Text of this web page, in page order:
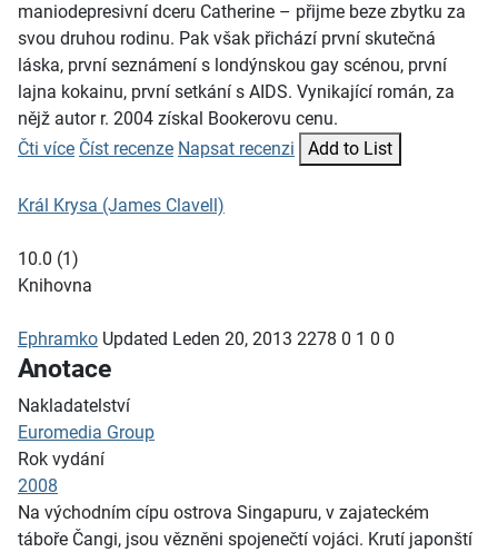
maniodepresivní dceru Catherine – přijme beze zbytku za
svou druhou rodinu. Pak však přichází první skutečná
láska, první seznámení s londýnskou gay scénou, první
lajna kokainu, první setkání s AIDS. Vynikající román, za
nějž autor r. 2004 získal Bookerovu cenu.
Čti více Číst recenze Napsat recenzi Add to List
Král Krysa (James Clavell)
10.0 (1)
Knihovna
Ephramko Updated Leden 20, 2013 2278 0 1 0 0
Anotace
Nakladatelství
Euromedia Group
Rok vydání
2008
Na východním cípu ostrova Singapuru, v zajateckém
táboře Čangi, jsou vězněni spojenečtí vojáci. Krutí japonští